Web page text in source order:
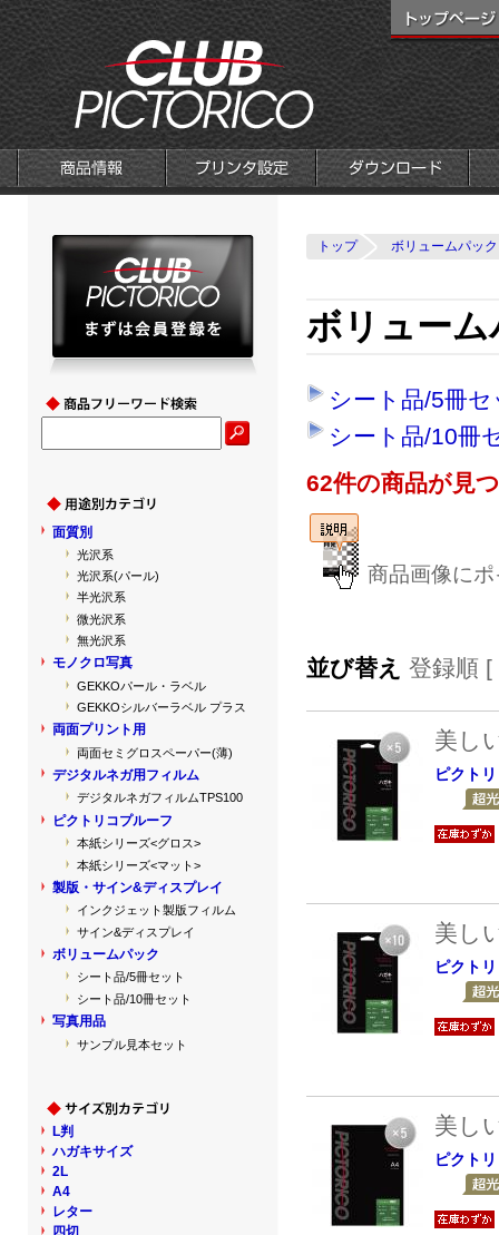
トップ ボリュームパック
ボリュー
シート品/5冊セ
シート品/10冊
62件の商品が見
商品画像に
並び替え 登録順 [
美し
ピクト
美し
ピクト
美し
ピクト
面質別
光沢系
光沢系(パール)
半光沢系
微光沢系
無光沢系
モノクロ写真
GEKKOパール・ラベル
GEKKOシルバーラベル プラス
両面プリント用
両面セミグロスペーパー(薄)
デジタルネガ用フィルム
デジタルネガフィルムTPS100
ピクトリコプルーフ
本紙シリーズ<グロス>
本紙シリーズ<マット>
製版・サイン&ディスプレイ
インクジェット製版フィルム
サイン&ディスプレイ
ボリュームパック
シート品/5冊セット
シート品/10冊セット
写真用品
サンプル見本セット
L判
ハガキサイズ
2L
A4
レター
四切